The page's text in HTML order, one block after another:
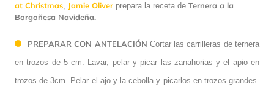
at Christmas, Jamie Oliver prepara la receta de Ternera a la
Borgoñesa Navideña.
PREPARAR CON ANTELACIÓN Cortar las carrilleras de ternera
en trozos de 5 cm. Lavar, pelar y picar las zanahorias y el apio en
trozos de 3cm. Pelar el ajo y la cebolla y picarlos en trozos grandes.